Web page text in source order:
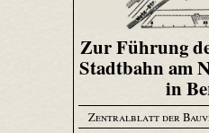
Zur Führung
Stadtbahn am
in
Zentralblatt der